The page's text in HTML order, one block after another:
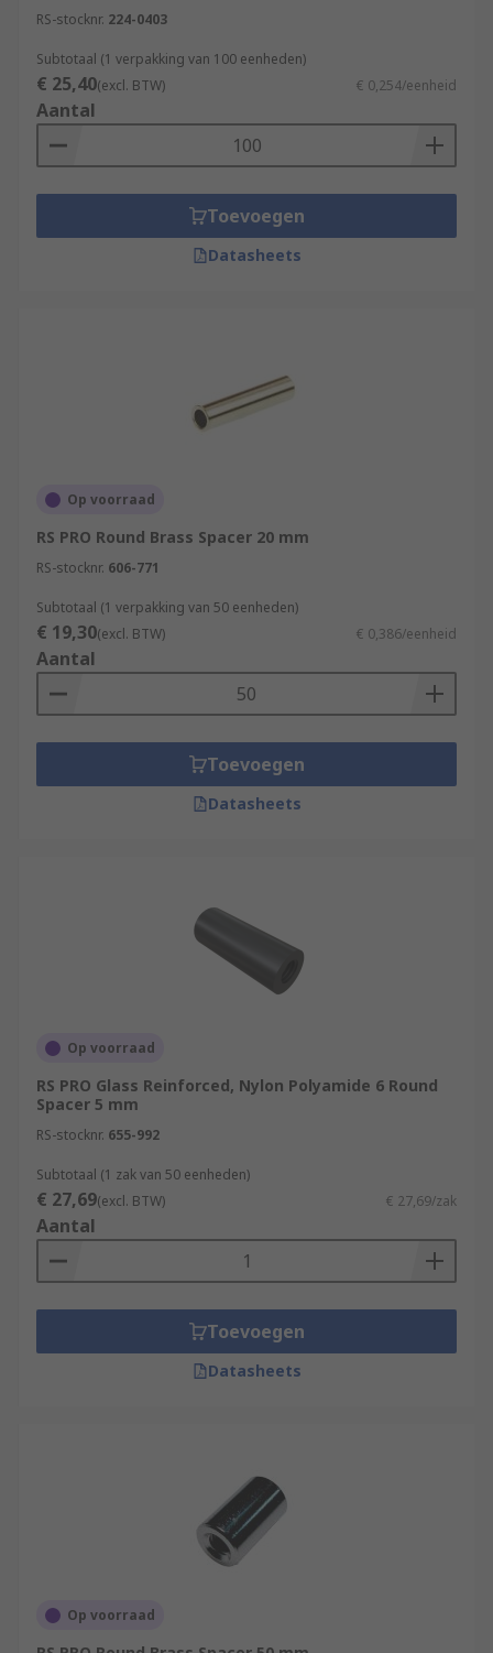
RS-stocknr. 224-0403
Subtotaal (1 verpakking van 100 eenheden)
€ 25,40(excl. BTW) € 0,254/eenheid
Aantal
Toevoegen
Datasheets
Op voorraad
RS PRO Round Brass Spacer 20 mm
RS-stocknr. 606-771
Subtotaal (1 verpakking van 50 eenheden)
€ 19,30(excl. BTW) € 0,386/eenheid
Aantal
Toevoegen
Datasheets
Op voorraad
RS PRO Glass Reinforced, Nylon Polyamide 6 Round
Spacer 5 mm
RS-stocknr. 655-992
Subtotaal (1 zak van 50 eenheden)
€ 27,69(excl. BTW) € 27,69/zak
Aantal
Toevoegen
Datasheets
Op voorraad